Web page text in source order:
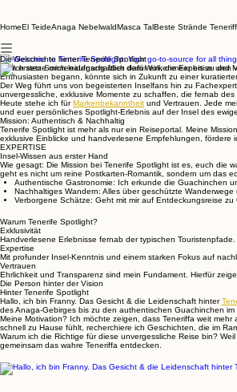
HomeEl TeideAnaga NebelwaldMasca TalBeste Strände
Die Geschichte hinter Tenerife Spotlight
Vom ersten Sonnenaufgang über dem Wolkenmeer bis zu
Enthusiasten begann, könnte sich in Zukunft zu einer
Der Weg führt uns von begeisterten Inselfans hin zu
unvergessliche, exklusive Momente zu schaffen, die fernab des
Heute stehe ich fürMarkenbekanntheit und Vertrauen. Jede
und euer persönliches Spotlight-Erlebnis auf der Insel des
Mission: Authentisch & Nachhaltig
Tenerife Spotlight ist mehr als nur ein Reiseportal. Meine
exklusive Einblicke und handverlesene Empfehlungen, fördere
EXPERTISE
Insel-Wissen aus erster Hand
Wie gesagt: Die Mission bei Tenerife Spotlight ist es, euch die
geht es nicht um reine Postkarten-Romantik, sondern um das
Authentische Gastronomie: Ich erkunde die Guachinchen
Nachhaltiges Wandern: Alles über geschützte
Verborgene Schätze: Geht mit mir auf Entdeckungsreise
Warum Tenerife Spotlight?
Exklusivität
Handverlesene Erlebnisse fernab der typischen
Expertise
Mit profunder Insel-Kenntnis und einem starken Fokus auf
Vertrauen
Ehrlichkeit und Transparenz sind mein Fundament. Hierfür
Die Person hinter der Vision
Hinter Tenerife Spotlight
Hallo, ich bin Franny. Das Gesicht & die Leidenschaft hinter
des Anaga-Gebirges bis zu den authentischen Guachinchen
Meine Motivation? Ich möchte zeigen, dass Teneriffa weit
schnell zu Hause fühlt, recherchiere ich Geschichten, die im
Warum ich die Richtige für diese unvergessliche Reise bin?
gemeinsam das wahre Teneriffa entdecken.